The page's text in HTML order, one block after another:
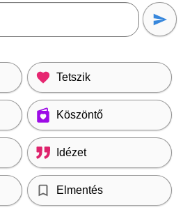
Tetszik
Köszöntő
Idézet
Elmentés